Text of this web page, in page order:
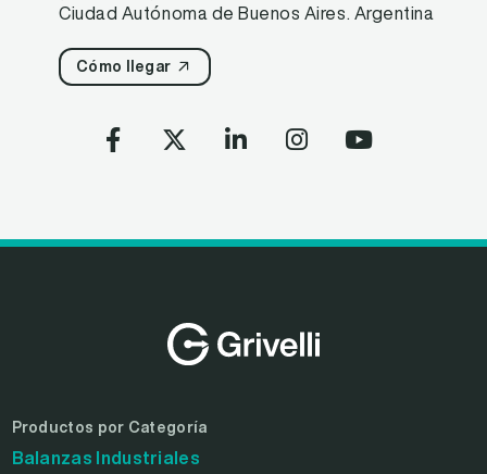
Ciudad Autónoma de Buenos Aires. Argentina
Cómo llegar
Productos por Categoría
Balanzas Industriales